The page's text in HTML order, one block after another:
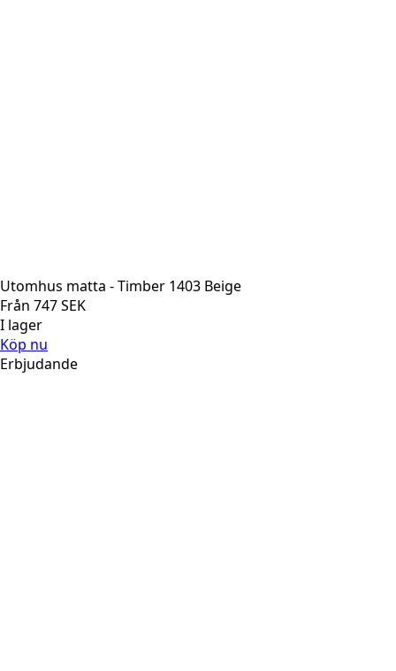
Utomhus matta - Timber 1403 Beige
Från 747SEK
I lager
Köp nu
Erbjudande